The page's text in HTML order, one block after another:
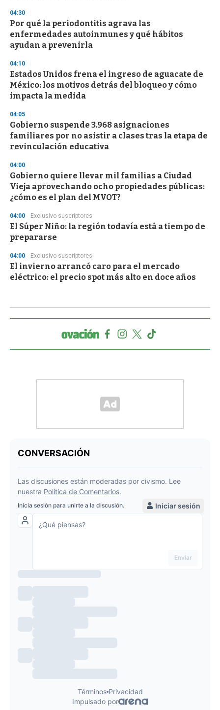
d
s
04:30
Por qué la periodontitis agrava las
enfermedades autoinmunes y qué hábitos
ayudan a prevenirla
04:10
Estados Unidos frena el ingreso de aguacate de
México: los motivos detrás del bloqueo y cómo
impacta la medida
04:05
Gobierno suspende 3.968 asignaciones
familiares por no asistir a clases tras la etapa de
revinculación educativa
04:00
Gobierno quiere llevar mil familias a Ciudad
Vieja aprovechando ocho propiedades públicas:
¿cómo es el plan del MVOT?
04:00 Exclusivo suscriptores
El Súper Niño: la región todavía está a tiempo de
prepararse
04:00 Exclusivo suscriptores
El invierno arrancó caro para el mercado
eléctrico: el precio spot más alto en doce años